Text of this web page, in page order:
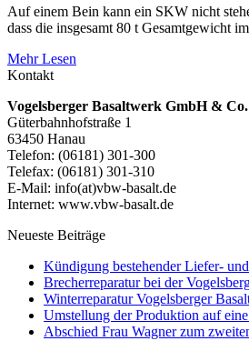
Auf einem Bein kann ein SKW nicht
dass die insgesamt 80 t Gesamtgewicht
Mehr Lesen
Kontakt
Vogelsberger Basaltwerk GmbH &
Güterbahnhofstraße 1
63450 Hanau
Telefon: (06181) 301-300
Telefax: (06181) 301-310
E-Mail: info(at)vbw-basalt.de
Internet: www.vbw-basalt.de
Neueste Beiträge
Kündigung bestehender Liefer-
Brecherreparatur bei der
Winterreparatur Vogelsberger
Umstellung der Produktion auf
Abschied Frau Wagner zum